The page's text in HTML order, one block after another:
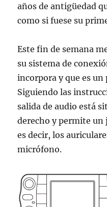
años de antigüedad
como si fuese su
Este fin de semana
su sistema de
incorpora y que es
Siguiendo las
salida de audio está
derecho y permite un
es decir, los
micrófono.